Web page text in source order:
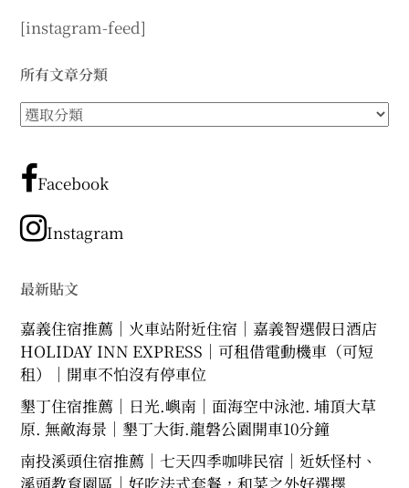
[instagram-feed]
所有文章分類
所
文
章
類
Facebook
Instagram
最新貼文
嘉義住宿推薦｜火車站附近住宿｜嘉義智選假日酒店
HOLIDAY INN EXPRESS｜可租借電動機車（可短
租）｜開車不怕沒有停車位
墾丁住宿推薦｜日光.嶼南｜面海空中泳池. 埔頂大草
原. 無敵海景｜墾丁大街.龍磐公園開車10分鐘
南投溪頭住宿推薦｜七天四季咖啡民宿｜近妖怪村、
溪頭教育園區｜好吃法式套餐，和菜之外好選擇